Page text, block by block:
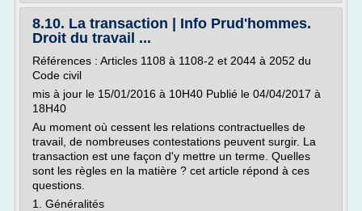
8.10. La transaction | Info Prud'hommes.
Droit du travail ...
Références : Articles 1108 à 1108-2 et 2044 à 2052 du
Code civil
mis à jour le 15/01/2016 à 10H40 Publié le 04/04/2017 à
18H40
Au moment où cessent les relations contractuelles de
travail, de nombreuses contestations peuvent surgir. La
transaction est une façon d'y mettre un terme. Quelles
sont les règles en la matière ? cet article répond à ces
questions.
1. Généralités